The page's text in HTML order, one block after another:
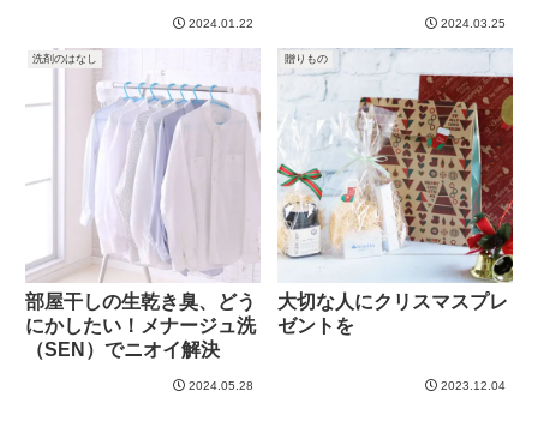
2024.01.22 2024.03.25
洗剤のはなし
部屋干しの生乾き臭、どう
にかしたい！メナージュ洗
（SEN）でニオイ解決
2024.05.28
贈りもの
大切な人にクリスマスプレ
ゼントを
2023.12.04